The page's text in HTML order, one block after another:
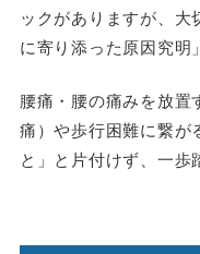
ックがありますが、
に寄り添った原因究明
腰痛・腰の痛みを放置
痛）や歩行困難に繋が
と」と片付けず、一歩